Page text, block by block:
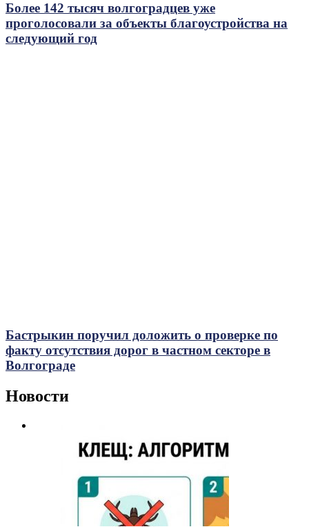
Более 142 тысяч волгоградцев уже
проголосовали за объекты благоустройства на
следующий год
Бастрыкин поручил доложить о проверке по
факту отсутствия дорог в частном секторе в
Волгограде
Новости